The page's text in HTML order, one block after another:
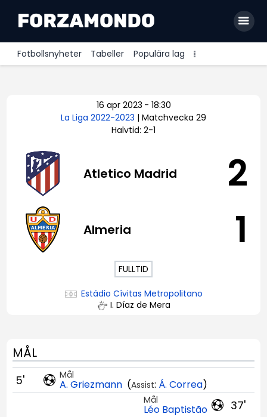
Fotbollsnyheter Tabeller Populära lag
Premier League
Bundesliga
Serie A
16 apr 2023 - 18:30
La Liga 2022-2023 | Matchvecka 29
Halvtid: 2-1
Atletico Madrid 2
Almeria 1
FULLTID
Estádio Cívitas Metropolitano
I. Díaz de Mera
MÅL
Mål
A. Griezmann (Assist: Á. Correa)
5'
37'
Mål
Léo Baptistão